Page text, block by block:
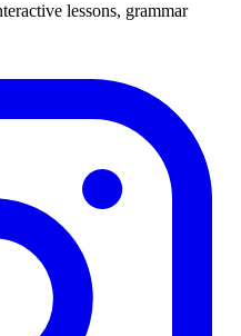
lessons, grammar